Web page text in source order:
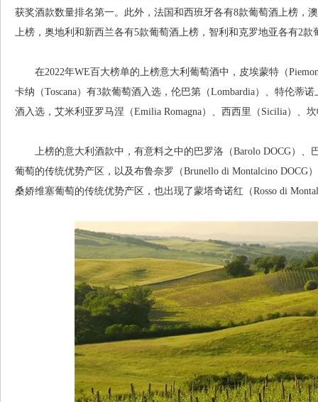
获奖酒款数量排名第一。此外，法国和西班牙各有8款葡萄酒上榜，
上榜，奥地利和新西兰各有5款葡萄酒上榜，智利和克罗地亚各有2款
在2022年WE百大榜单的上榜意大利葡萄酒中，皮埃蒙特（
卡纳（Toscana）有3款葡萄酒入选，伦巴第（Lombardia）、特伦蒂
酒入选，艾米利亚罗马涅（Emilia Romagna）、西西里（Sicilia）、
上榜的意大利酒款中，有意料之中的巴罗洛（Barolo DOCG）、巴
葡萄的传统优势产区，以及布鲁奈罗（Brunello di Montalcino DOCG
桑娇维塞葡萄的传统优势产区，也出现了蒙塔奇诺红（Rosso di